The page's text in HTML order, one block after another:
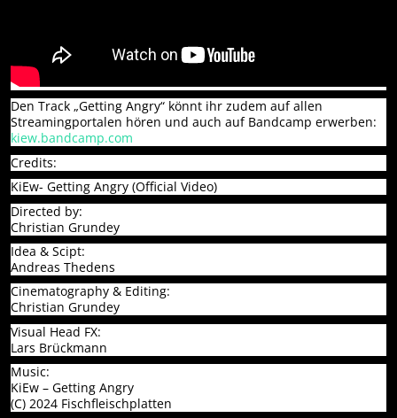
Den Track „Getting Angry“ könnt ihr zudem auf allen
Streamingportalen hören und auch auf Bandcamp erwerben:
kiew.bandcamp.com
Credits:
KiEw- Getting Angry (Official Video)
Directed by:
Christian Grundey
Idea & Scipt:
Andreas Thedens
Cinematography & Editing:
Christian Grundey
Visual Head FX:
Lars Brückmann
Music:
KiEw – Getting Angry
(C) 2024 Fischfleischplatten